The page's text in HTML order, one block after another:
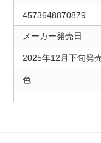
4573648870879
メーカー発売日
2025年12月下旬発
色